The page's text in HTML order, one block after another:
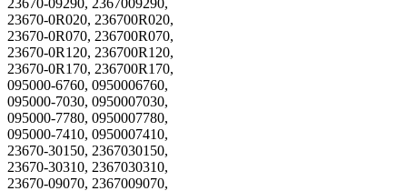
23670-0R020, 236700R020,
23670-0R070, 236700R070,
23670-0R120, 236700R120,
23670-0R170, 236700R170,
095000-6760, 0950006760,
095000-7030, 0950007030,
095000-7780, 0950007780,
095000-7410, 0950007410,
23670-30150, 2367030150,
23670-30310, 2367030310,
23670-09070, 2367009070,